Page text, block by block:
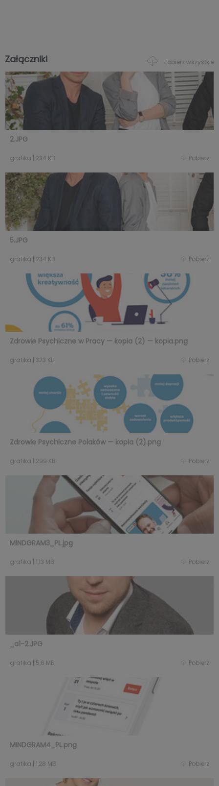
Załączniki Pobierz wszystkie
2.JPG
grafika 234 KB Pobierz
5.JPG
grafika 234 KB Pobierz
Zdrowie Psychiczne w Pracy — kopia (2) — kopia.png
grafika 323 KB Pobierz
Zdrowie Psychiczne Polaków — kopia (2).png
grafika 299 KB Pobierz
MINDGRAM3_PL.jpg
grafika 1,13 MB Pobierz
_a1-2.JPG
grafika 5,6 MB Pobierz
MINDGRAM4_PL.png
grafika 1,28 MB Pobierz